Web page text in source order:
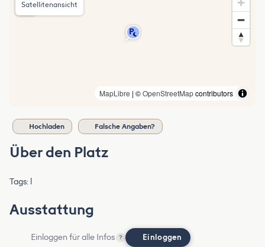
MapLibre | ©OpenStreetMapcontributors
Satellitenansicht
Hochladen Falsche Angaben?
Über den Platz
Tags: l
Ausstattung
Einloggen für alle Infos ? Einloggen